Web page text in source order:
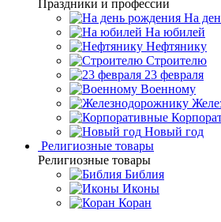
Праздники и профессии
На
На юбилей
Нефтянику
Строителю
23 февраля
Военному
Новый год
Религиозные товары
Религиозные товары
Библия
Иконы
Коран